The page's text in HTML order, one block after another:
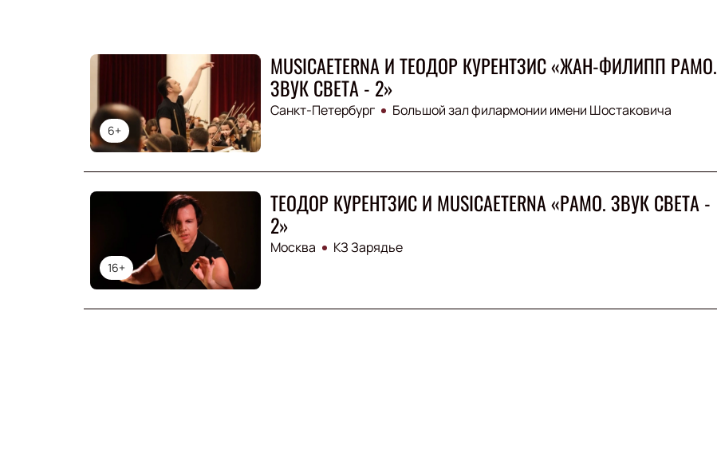
6+
MUSICAETERNA И ТЕОДОР КУРЕНТЗИС «ЖАН-ФИЛИПП РАМО.
ЗВУК СВЕТА - 2»
Санкт-Петербург Большой зал филармонии имени Шостаковича
16+
ТЕОДОР КУРЕНТЗИС И MUSICAETERNA «РАМО. ЗВУК СВЕТА -
2»
Москва КЗ Зарядье